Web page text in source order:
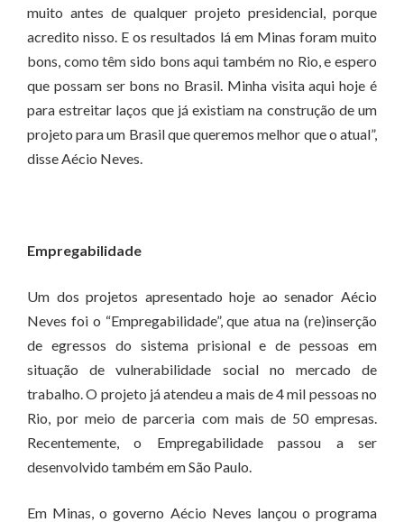
muito antes de qualquer projeto presidencial, porque
acredito nisso. E os resultados lá em Minas foram muito
bons, como têm sido bons aqui também no Rio, e espero
que possam ser bons no Brasil. Minha visita aqui hoje é
para estreitar laços que já existiam na construção de um
projeto para um Brasil que queremos melhor que o atual”,
disse Aécio Neves.
Empregabilidade
Um dos projetos apresentado hoje ao senador Aécio
Neves foi o “Empregabilidade”, que atua na (re)inserção
de egressos do sistema prisional e de pessoas em
situação de vulnerabilidade social no mercado de
trabalho. O projeto já atendeu a mais de 4 mil pessoas no
Rio, por meio de parceria com mais de 50 empresas.
Recentemente, o Empregabilidade passou a ser
desenvolvido também em São Paulo.
Em Minas, o governo Aécio Neves lançou o programa